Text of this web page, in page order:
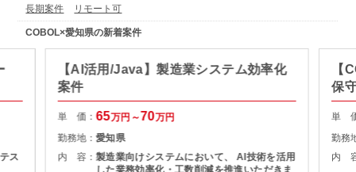
長期案件 リモート可
COBOL×愛知県の新着案件
ス
【AI活用/Java】製造業システム効率化
案件
単 価：65万円～70万円
勤務地：愛知県
内 容：製造業向けシステムにおいて、 AI技術を活用
した業務効率化・工数削減を推進いただきま
【
保
単
勤務
内